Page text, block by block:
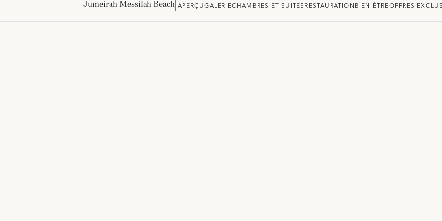
Jumeirah Messilah Beach APERÇUGALERIECHAMBRES ET SUITESRESTAURATIONBIEN-ÊTREOFFRES